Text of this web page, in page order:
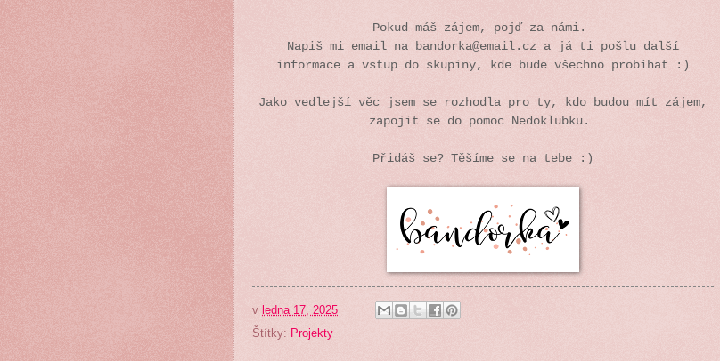
Pokud máš zájem, pojď za námi.
Napiš mi email na bandorka@email.cz a já ti pošlu další
informace a vstup do skupiny, kde bude všechno probíhat :)
Jako vedlejší věc jsem se rozhodla pro ty, kdo budou mít zájem,
zapojit se do pomoc Nedoklubku.
Přidáš se? Těšíme se na tebe :)
v ledna 17, 2025
Štítky: Projekty